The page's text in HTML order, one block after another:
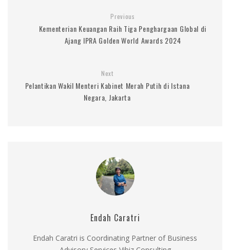
Previous
Kementerian Keuangan Raih Tiga Penghargaan Global di
Ajang IPRA Golden World Awards 2024
Next
Pelantikan Wakil Menteri Kabinet Merah Putih di Istana
Negara, Jakarta
Endah Caratri
Endah Caratri is Coordinating Partner of Business